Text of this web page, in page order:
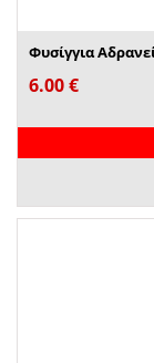
Φυσίγγια
6.00€